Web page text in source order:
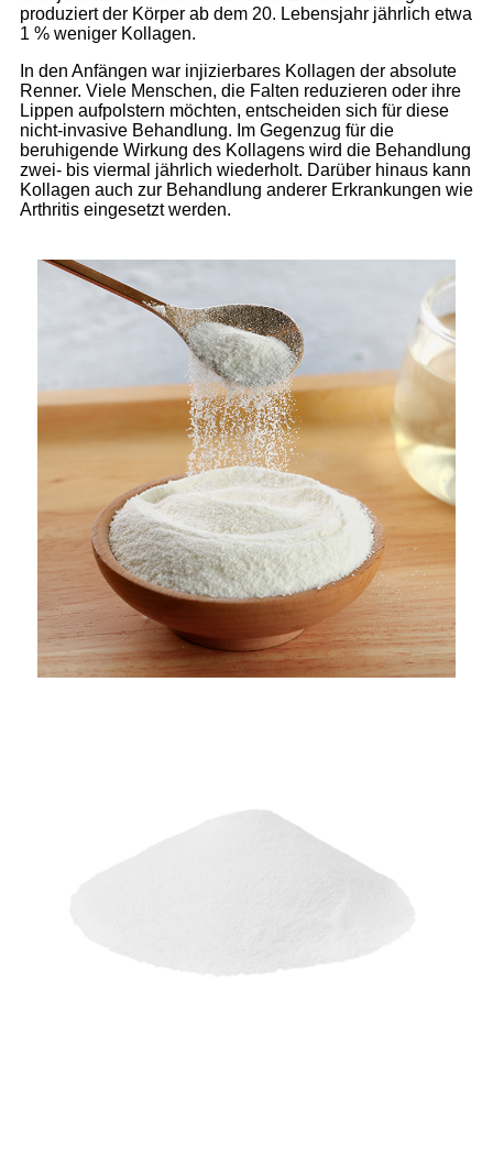
produziert der Körper ab dem 20. Lebensjahr jährlich etwa
1 % weniger Kollagen.
In den Anfängen war injizierbares Kollagen der absolute
Renner. Viele Menschen, die Falten reduzieren oder ihre
Lippen aufpolstern möchten, entscheiden sich für diese
nicht-invasive Behandlung. Im Gegenzug für die
beruhigende Wirkung des Kollagens wird die Behandlung
zwei- bis viermal jährlich wiederholt. Darüber hinaus kann
Kollagen auch zur Behandlung anderer Erkrankungen wie
Arthritis eingesetzt werden.